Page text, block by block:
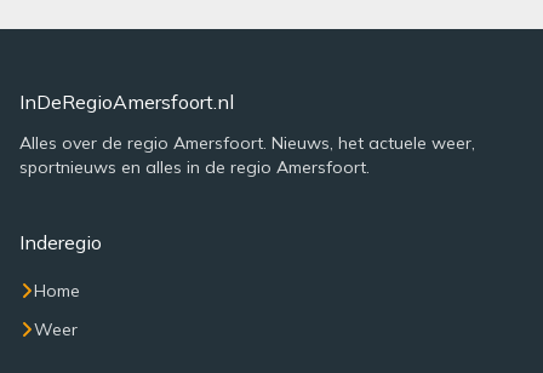
InDeRegioAmersfoort.nl
Alles over de regio Amersfoort. Nieuws, het actuele weer,
sportnieuws en alles in de regio Amersfoort.
Inderegio
Home
Weer